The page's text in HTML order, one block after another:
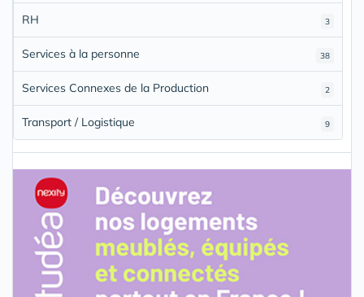
3
RH
38
Services à la personne
2
Services Connexes de la Production
9
Transport / Logistique